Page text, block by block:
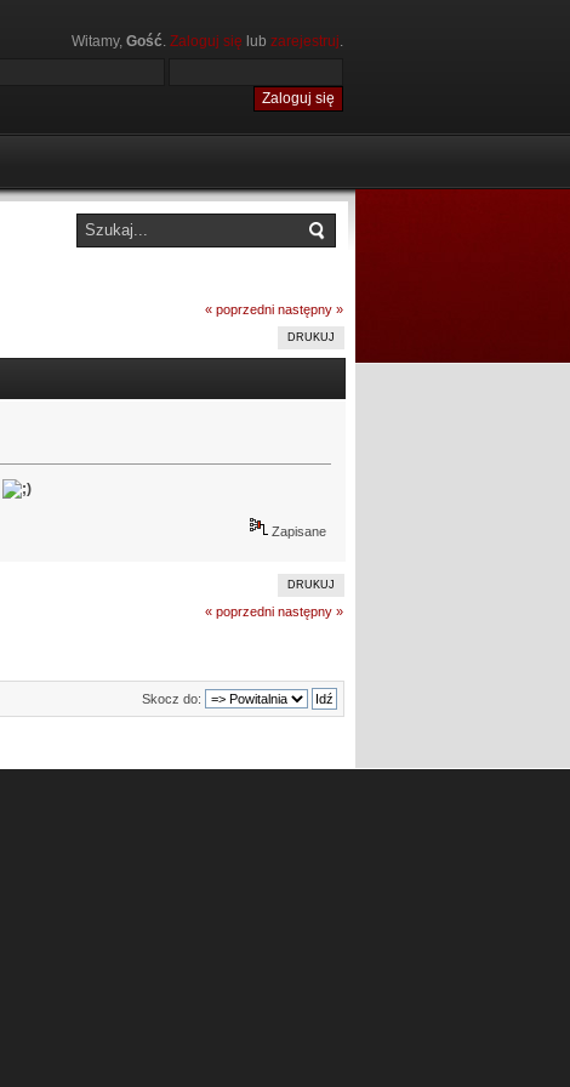
Witamy, Gość. Zaloguj się lub zarejestruj.
« poprzedni następny »
DRUKUJ
Zapisane
DRUKUJ
« poprzedni następny »
Skocz do: